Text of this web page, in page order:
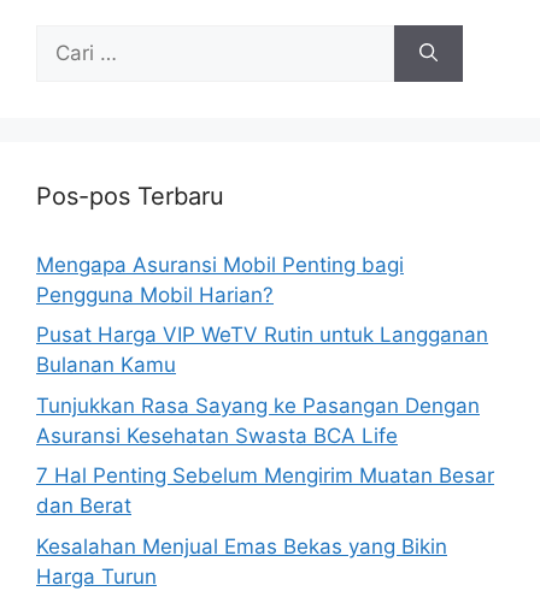
untuk:
Pos-pos Terbaru
Mengapa Asuransi Mobil Penting bagi
Pengguna Mobil Harian?
Pusat Harga VIP WeTV Rutin untuk Langganan
Bulanan Kamu
Tunjukkan Rasa Sayang ke Pasangan Dengan
Asuransi Kesehatan Swasta BCA Life
7 Hal Penting Sebelum Mengirim Muatan Besar
dan Berat
Kesalahan Menjual Emas Bekas yang Bikin
Harga Turun